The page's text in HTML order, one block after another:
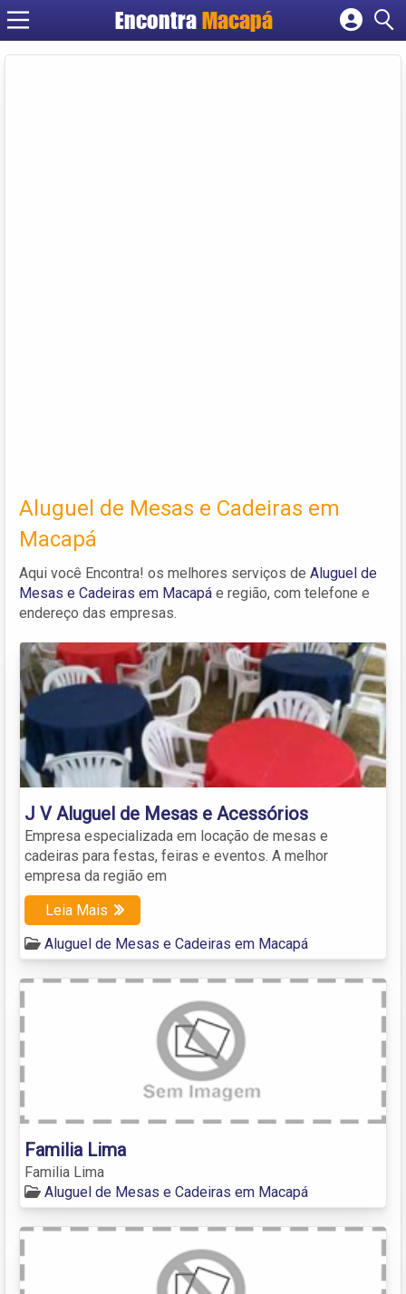
EncontraMacapá
Cadastrar empresa
Aluguel de Mesas e Cadeiras em
Macapá
Aqui você Encontra! os melhores serviços de Aluguel de
Mesas e Cadeiras em Macapá e região, com telefone e
endereço das empresas.
J V Aluguel de Mesas e Acessórios
Empresa especializada em locação de mesas e
cadeiras para festas, feiras e eventos. A melhor
empresa da região em
Leia Mais
Aluguel de Mesas e Cadeiras em Macapá
Familia Lima
Familia Lima
Aluguel de Mesas e Cadeiras em Macapá